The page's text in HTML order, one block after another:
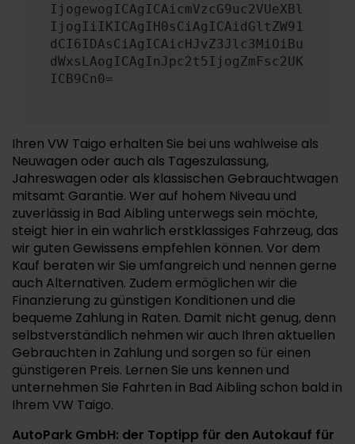
IjogewogICAgICAicmVzcG9uc2VUeXBl
IjogIiIKICAgIH0sCiAgICAidGltZW91
dCI6IDAsCiAgICAicHJvZ3Jlc3MiOiBu
dWxsLAogICAgInJpc2t5IjogZmFsc2UK
ICB9Cn0=
Ihren VW Taigo erhalten Sie bei uns wahlweise als
Neuwagen oder auch als Tageszulassung,
Jahreswagen oder als klassischen Gebrauchtwagen
mitsamt Garantie. Wer auf hohem Niveau und
zuverlässig in Bad Aibling unterwegs sein möchte,
steigt hier in ein wahrlich erstklassiges Fahrzeug, das
wir guten Gewissens empfehlen können. Vor dem
Kauf beraten wir Sie umfangreich und nennen gerne
auch Alternativen. Zudem ermöglichen wir die
Finanzierung zu günstigen Konditionen und die
bequeme Zahlung in Raten. Damit nicht genug, denn
selbstverständlich nehmen wir auch Ihren aktuellen
Gebrauchten in Zahlung und sorgen so für einen
günstigeren Preis. Lernen Sie uns kennen und
unternehmen Sie Fahrten in Bad Aibling schon bald in
Ihrem VW Taigo.
AutoPark GmbH: der Toptipp für den Autokauf für